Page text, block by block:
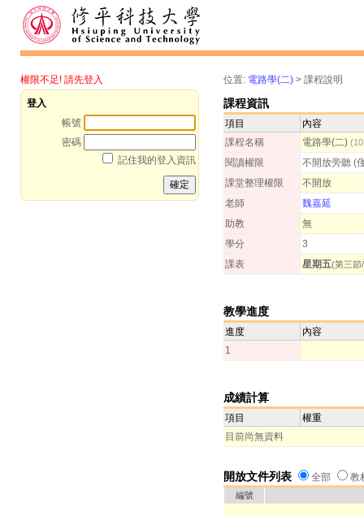
權限不足! 請先登入
登入
帳號
密碼
記住我的登入資訊
位置: 電路學(二) > 課程說明
課程資訊
項目
內容
課程名稱
電路學(二)
閱讀權限
不開放旁聽 (
課堂整理權限
不開放
老師
魏嘉延
助教
無
學分
3
課表
星期五(第三節
教學進度
進度
內容
1
成績計算
項目
權重
目前尚無資料
開放文件列表 全部 教
編號